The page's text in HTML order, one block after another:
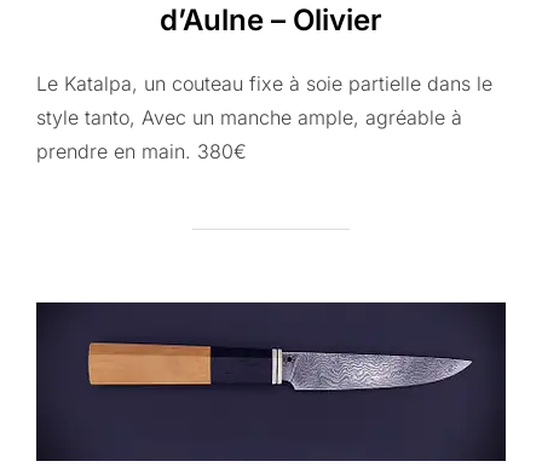
d’Aulne – Olivier
Le Katalpa, un couteau fixe à soie partielle dans le
style tanto, Avec un manche ample, agréable à
prendre en main. 380€